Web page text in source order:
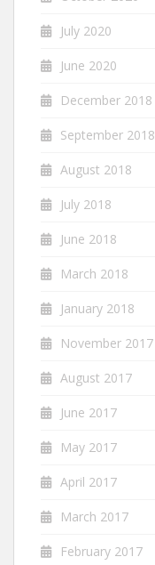
July 2020
June 2020
December 2018
September 2018
August 2018
July 2018
June 2018
March 2018
January 2018
November 2017
August 2017
June 2017
May 2017
April 2017
March 2017
February 2017